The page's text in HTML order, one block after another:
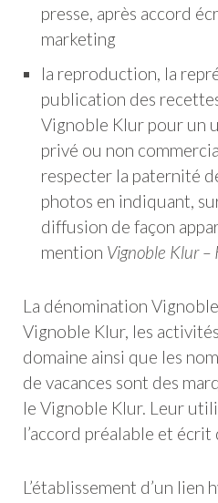
presse, après accord
marketing
la reproduction, la
publication des
Vignoble Klur pour un
privé ou non
respecter la paternité
photos en indiquant,
diffusion de façon
mention Vignoble Klur –
La dénomination
Vignoble Klur, les
domaine ainsi que les
de vacances sont des
le Vignoble Klur. Leur
l’accord préalable et
L’établissement d’un lien